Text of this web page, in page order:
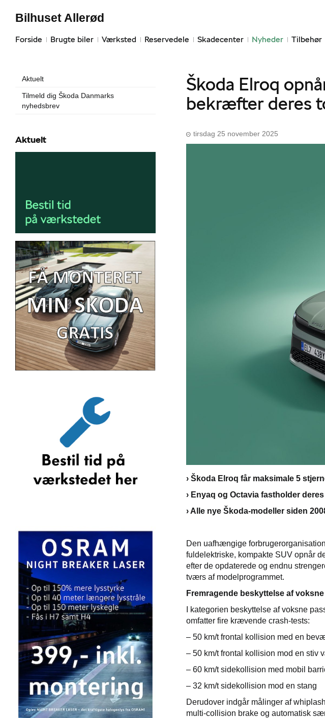
Forside Brugte biler Værksted Reservedele Skadecenter Nyheder Tilbehør
Bilhuset Allerød
Aktuelt
Tilmeld dig Škoda Danmarks
nyhedsbrev
Aktuelt
Škoda Elroq
bekræfter deres
tirsdag 25 november 2025
› Škoda Elroq får maksimale 5
› Enyaq og Octavia fastholder
› Alle nye Škoda-modeller siden
Den uafhængige
fuldelektriske, kompakte SUV opnår
efter de opdaterede og endnu
tværs af modelprogrammet.
Fremragende beskyttelse af
I kategorien beskyttelse af voksne
omfatter fire krævende crash-tests:
– 50 km/t frontal kollision med en
– 50 km/t frontal kollision mod en stiv
– 60 km/t sidekollision med mobil
– 32 km/t sidekollision mod en stang
Derudover indgår målinger af
multi-collision brake og automatisk